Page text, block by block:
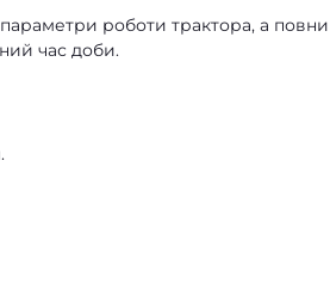
роботи трактора, а
час доби.